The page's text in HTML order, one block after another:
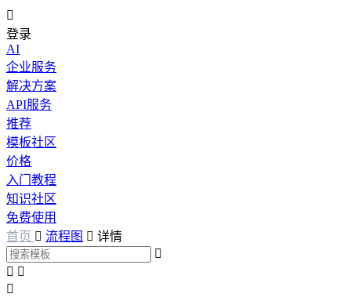

登录
AI
企业服务
解决方案
API服务
推荐
模板社区
价格
入门教程
知识社区
免费使用
首页  流程图  详情

 
